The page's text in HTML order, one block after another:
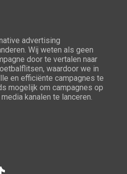
advertising
Wij weten als geen
door te vertalen naar
waardoor we in
en efficiënte campagnes te
mogelijk om campagnes op
kanalen te lanceren.